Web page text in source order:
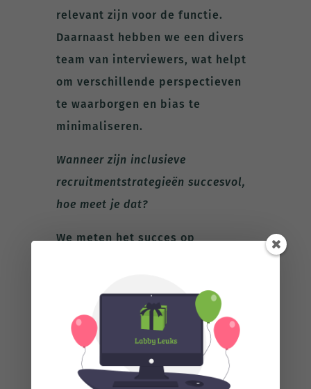
relevant zijn voor de functie.
Daarnaast hebben we een divers
team van interviewers, wat helpt
om verschillende perspectieven
te waarborgen en bias te
minimaliseren.
Wanneer zijn inclusieve
recruitmentstrategieën succesvol,
hoe meet je dat?
We meten het succes op
kandidaten te verzamelen over
hun ervaring met het
sollicitatieproces en houden we
bij hoe ze het doen tijdens hun